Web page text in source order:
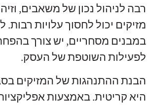
רבה לניהול נכון של משאבים,
מזיקים יכול לחסוך עלויות
במבנים מסחריים, יש צורך
לפעילות השוטפת של העסק.
הבנת ההתנהגות של המזיקים
היא קריטית. באמצעות